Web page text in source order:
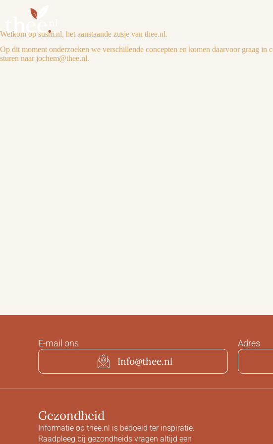
Welkom op sushi.nl, het aanstaande zusje van thee.nl.
Op dit moment onderzoeken we verschillende concepten en komen daarvoor graag
sturen naar jochem@thee.nl.
E-mail ons
Info@thee.nl
Adres
Gezondheid
Informatie op thee.nl is bedoeld ter inspiratie.
Raadpleeg bij gezondheids vragen altijd een